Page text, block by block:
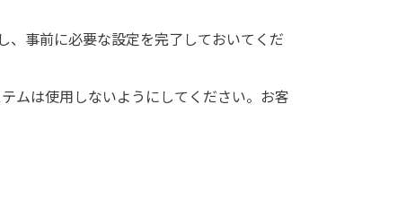
、事前に必要な設定を完了しておいてくだ
ムは使用しないようにしてください。お客